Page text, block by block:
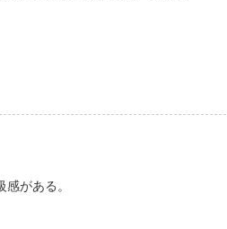
がある。